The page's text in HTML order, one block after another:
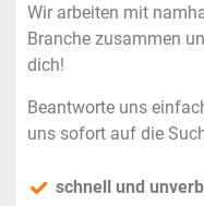
Wir arbeiten mit
Branche zusammen
dich!
Beantworte uns
uns sofort auf die
schnell und